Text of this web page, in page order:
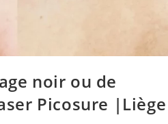
noir ou de
Picosure |Liège